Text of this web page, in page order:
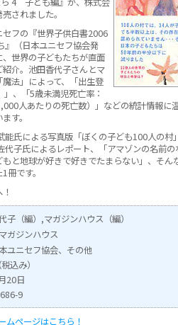
されました。
セフの『世界子供白書2006
』（日本ユニセフ協会発
世界の子どもたちが直面
介。池田香代子さんとマ
法」によって、「出生登
、「5歳未満児死亡率：
人あたりの死亡数）」などの統計情報に
す。
能氏による写真版「ぼくの子ども100人の村
代子氏によるレポート、「アマゾンの名前の
と地球が好きで好きでたまらない」、そん
冊です。
（編）,マガジンハウス（編）
ガジンハウス
本ユニセフ協会、その他
込み）
20日
9
ムページはこちら！